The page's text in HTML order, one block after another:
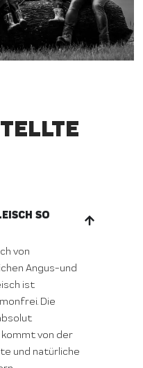
SO
von
Angus-und
ist
Die
von der
und natürliche